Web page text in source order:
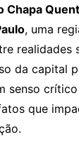
Chapa
, uma
realidades
da capital
senso
que